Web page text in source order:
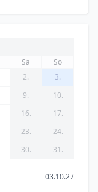
Sa
So
2.
3.
9.
10.
16.
17.
23.
24.
30. 31.
03.10.27